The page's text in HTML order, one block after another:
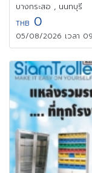
บางกระสอ , นนทบุรี
THB 0
05/08/2026 เวลา